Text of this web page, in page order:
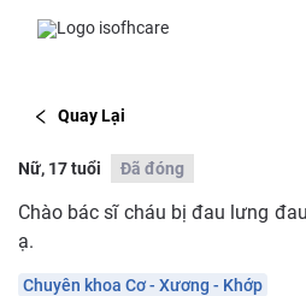
Quay Lại
Nữ, 17 tuổi Đã đóng
Chào bác sĩ cháu bị đau lưng
ạ.
Chuyên khoa Cơ - Xương - Khớp